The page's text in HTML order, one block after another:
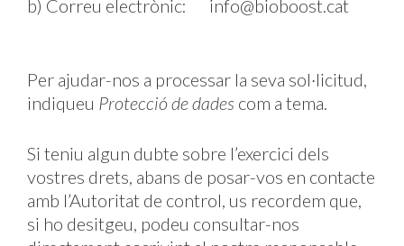
b) Correu electrònic:
info@bioboost.cat
Per ajudar-nos a processar la seva sol·licitud,
indiqueu Protecció de dades com a tema.
Si teniu algun dubte sobre l’exercici dels
vostres drets, abans de posar-vos en contacte
amb l’Autoritat de control, us recordem que,
si ho desitgeu, podeu consultar-nos